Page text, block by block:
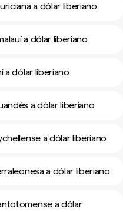
a dólar liberiano
a dólar liberiano
a dólar liberiano
a dólar liberiano
a dólar liberiano
a dólar liberiano
a dólar